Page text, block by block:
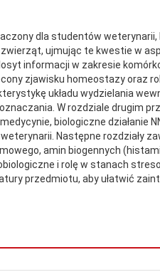
dla studentów
ujmując te kwestie w
informacji w zakresie
zjawisku homeostazy oraz
układu wydzielania
W rozdziale drugim
biologiczne działanie
Następne rozdziały
amin biogennych
i rolę w stanach
przedmiotu, aby ułatwić